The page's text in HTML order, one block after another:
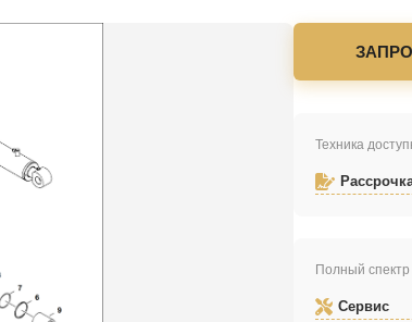
Техника
Полный спектр
Сервис